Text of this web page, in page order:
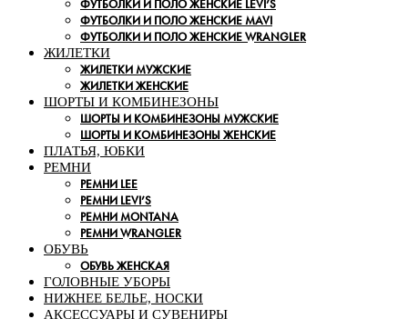
ФУТБОЛКИ И ПОЛО ЖЕНСКИЕ LEVI’S
ФУТБОЛКИ И ПОЛО ЖЕНСКИЕ MAVI
ФУТБОЛКИ И ПОЛО ЖЕНСКИЕ WRANGLER
ЖИЛЕТКИ
ЖИЛЕТКИ МУЖСКИЕ
ЖИЛЕТКИ ЖЕНСКИЕ
ШОРТЫ И КОМБИНЕЗОНЫ
ШОРТЫ И КОМБИНЕЗОНЫ МУЖСКИЕ
ШОРТЫ И КОМБИНЕЗОНЫ ЖЕНСКИЕ
ПЛАТЬЯ, ЮБКИ
РЕМНИ
РЕМНИ LEE
РЕМНИ LEVI’S
РЕМНИ MONTANA
РЕМНИ WRANGLER
ОБУВЬ
ОБУВЬ ЖЕНСКАЯ
ГОЛОВНЫЕ УБОРЫ
НИЖНЕЕ БЕЛЬЕ, НОСКИ
АКСЕССУАРЫ И СУВЕНИРЫ